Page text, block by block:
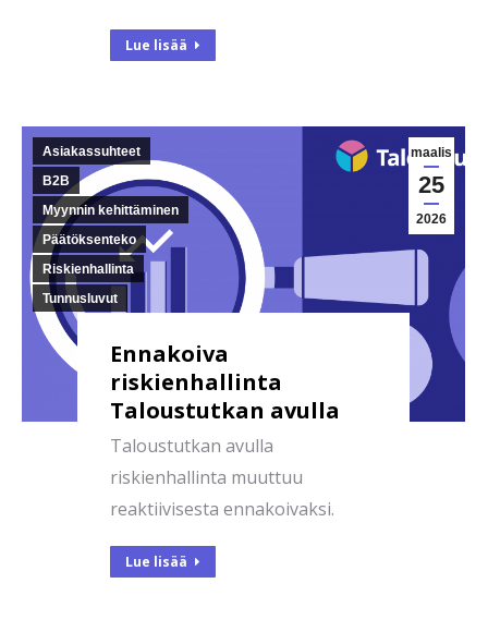
Lue lisää
maalis
25
2026
Asiakassuhteet
B2B
Myynnin kehittäminen
Päätöksenteko
Riskienhallinta
Tunnusluvut
Ennakoiva
riskienhallinta
Taloustutkan avulla
Taloustutkan avulla
riskienhallinta muuttuu
reaktiivisesta ennakoivaksi.
Lue lisää